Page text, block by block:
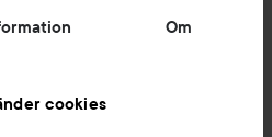
Om
cookies